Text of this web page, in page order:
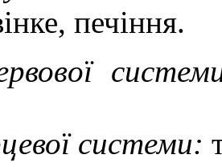
печіння.
оїсистем
системи: